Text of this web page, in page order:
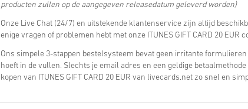
producten zullen op de aangegeven releasedatum geleverd worden)
Onze Live Chat (24/7) en uitstekende klantenservice zijn altijd
enige vragen of problemen hebt met onze ITUNES GIFT CARD 20 EUR
Ons simpele 3-stappen bestelsysteem bevat geen irritante formulieren
hoeft in de vullen. Slechts je email adres en een geldige
kopen van ITUNES GIFT CARD 20 EUR van livecards.net zo snel en